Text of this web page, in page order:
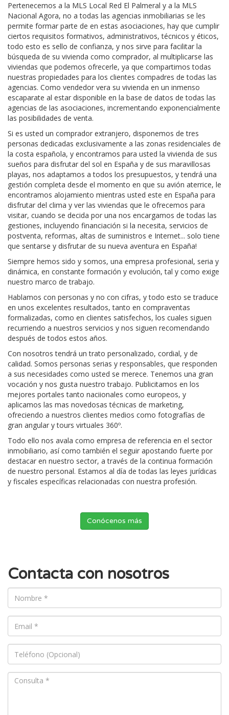
Pertenecemos a la MLS Local Red El Palmeral y a la MLS
Nacional Agora, no a todas las agencias inmobiliarias se les
permite formar parte de en estas asociaciones, hay que cumplir
ciertos requisitos formativos, administrativos, técnicos y éticos,
todo esto es sello de confianza, y nos sirve para facilitar la
búsqueda de su vivienda como comprador, al multiplicarse las
viviendas que podemos ofrecerle, ya que compartimos todas
nuestras propiedades para los clientes compadres de todas las
agencias. Como vendedor vera su vivienda en un inmenso
escaparate al estar disponible en la base de datos de todas las
agencias de las asociaciones, incrementando exponencialmente
las posibilidades de venta.
Si es usted un comprador extranjero, disponemos de tres
personas dedicadas exclusivamente a las zonas residenciales de
la costa española, y encontramos para usted la vivienda de sus
sueños para disfrutar del sol en España y de sus maravillosas
playas, nos adaptamos a todos los presupuestos, y tendrá una
gestión completa desde el momento en que su avión aterrice, le
encontramos alojamiento mientras usted este en España para
disfrutar del clima y ver las viviendas que le ofrecemos para
visitar, cuando se decida por una nos encargamos de todas las
gestiones, incluyendo financiación si la necesita, servicios de
postventa, reformas, altas de suministros e Internet... solo tiene
que sentarse y disfrutar de su nueva aventura en España!
Siempre hemos sido y somos, una empresa profesional, seria y
dinámica, en constante formación y evolución, tal y como exige
nuestro marco de trabajo.
Hablamos con personas y no con cifras, y todo esto se traduce
en unos excelentes resultados, tanto en compraventas
formalizadas, como en clientes satisfechos, los cuales siguen
recurriendo a nuestros servicios y nos siguen recomendando
después de todos estos años.
Con nosotros tendrá un trato personalizado, cordial, y de
calidad. Somos personas serias y responsables, que responden
a sus necesidades como usted se merece. Tenemos una gran
vocación y nos gusta nuestro trabajo. Publicitamos en los
mejores portales tanto naciionales como europeos, y
aplicamos las mas novedosas técnicas de marketing,
ofreciendo a nuestros clientes medios como fotografías de
gran angular y tours virtuales 360º.
Todo ello nos avala como empresa de referencia en el sector
inmobiliario, así como también el seguir apostando fuerte por
destacar en nuestro sector, a través de la continua formación
de nuestro personal. Estamos al día de todas las leyes jurídicas
y fiscales específicas relacionadas con nuestra profesión.
Conócenos más
Contacta con nosotros